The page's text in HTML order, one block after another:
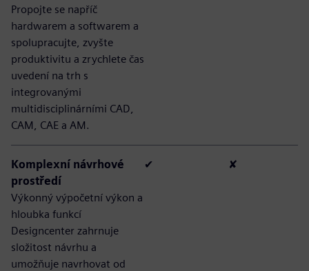
Propojte se napříč
hardwarem a softwarem a
spolupracujte, zvyšte
produktivitu a zrychlete čas
uvedení na trh s
integrovanými
multidisciplinárními CAD,
CAM, CAE a AM.
Komplexní návrhové
prostředí
Výkonný výpočetní výkon a
hloubka funkcí
Designcenter zahrnuje
složitost návrhu a
umožňuje navrhovat od
✔ ✘